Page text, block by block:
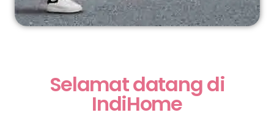
Selamat datang di
IndiHome